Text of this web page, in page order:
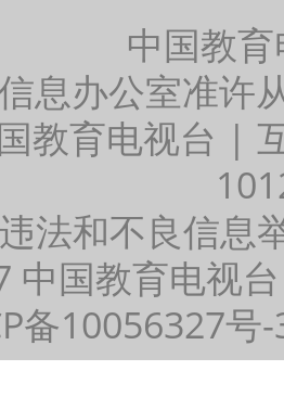
中国教
息办公室准许
教育电视台 |
违法和不良信息
中国教育电视
备10056327号